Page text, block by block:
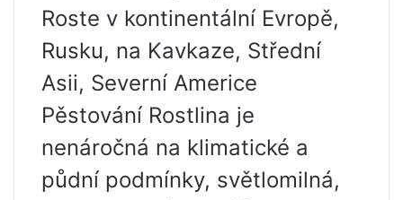
Roste v kontinentální Evropě,
Rusku, na Kavkaze, Střední
Asii, Severní Americe
Pěstování Rostlina je
nenáročná na klimatické a
půdní podmínky, světlomilná,